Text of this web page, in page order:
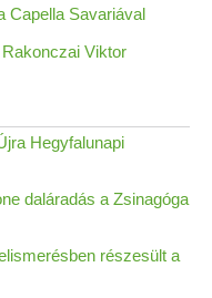
Capella Savariával
Viktor
Hegyfalunapi
daláradás a Zsinagóga
részesült a